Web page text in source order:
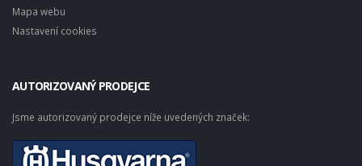
Mapa webu
Nastavení cookies
AUTORIZOVANÝ PRODEJCE
Jsme autorizovaný prodejce níže uvedených značek: